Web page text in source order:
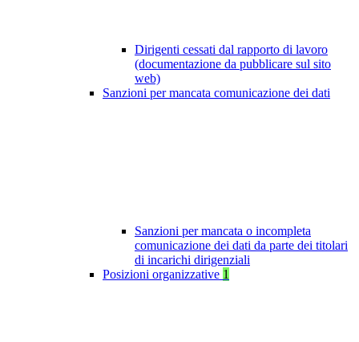
Dirigenti cessati dal rapporto di lavoro
(documentazione da pubblicare sul sito
web)
Sanzioni per mancata comunicazione dei dati
Sanzioni per mancata o incompleta
comunicazione dei dati da parte dei titolari
di incarichi dirigenziali
Posizioni organizzative 1